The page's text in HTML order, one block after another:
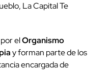
La Capital Te
elOrganismo
y forman parte de los
encargada de